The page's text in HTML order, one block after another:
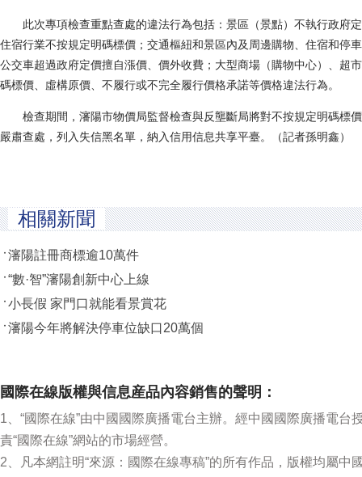
此次專項檢查重點查處的違法行為包括：景區（景點）不執行政府
住宿行業不按規定明碼標價；交通樞紐和景區內及周邊購物、住宿和停
公交車超過政府定價擅自漲價、價外收費；大型商場（購物中心）、超
碼標價、虛構原價、不履行或不完全履行價格承諾等價格違法行為。
檢查期間，瀋陽市物價局監督檢查與反壟斷局將對不按規定明碼標
嚴肅查處，列入失信黑名單，納入信用信息共享平臺。（記者孫明鑫）
相關新聞
瀋陽註冊商標逾10萬件
“數·智”瀋陽創新中心上線
小長假 家門口就能看景賞花
瀋陽今年將解決停車位缺口20萬個
國際在線版權與信息産品內容銷售的聲明：
1、“國際在線”由中國國際廣播電台主辦。經中國國際廣播電
責“國際在線”網站的市場經營。
2、凡本網註明“來源：國際在線專稿”的所有作品，版權均屬